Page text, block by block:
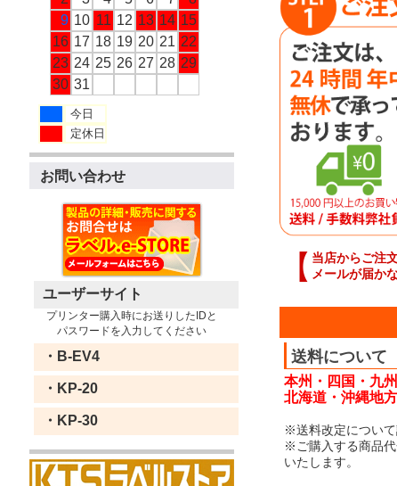
9 10 11 12 13 14 15
16 17 18 19 20 21 22
23 24 25 26 27 28 29
30 31
今日
定休日
お問い合わせ
ユーザーサイト
プリンター購入時にお送りしたIDと
パスワードを入力してください
・B-EV4
・KP-20
・KP-30
【 当店からご注
メールが届か
送料について
本州・四国・九
北海道・沖縄地
※送料改定につい
※ご購入する商品
いたします。